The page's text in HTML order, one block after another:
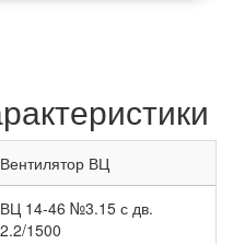
Вентилятор ВЦ
ВЦ 14-46 №3.15 с дв.
2.2/1500